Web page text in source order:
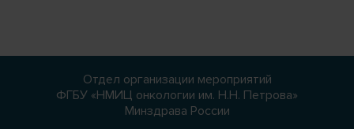
Отдел организации мероприятий
ФГБУ «НМИЦ онкологии им. Н.Н. Петрова»
Минздрава России